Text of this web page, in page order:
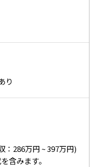
り
：286万円 ~ 397万円)
含みます。